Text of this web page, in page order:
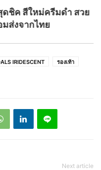
ชิค สีใหม่ครีมดำ สวย
ส่งจากไทย
IRIDESCENT
รองเท้า
Next article